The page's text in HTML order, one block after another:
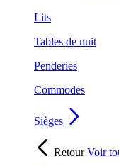
Lits
Tables de nuit
Penderies
Commodes
Sièges
RetourVoir